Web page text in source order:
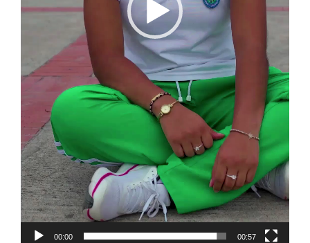
00:00 00:57